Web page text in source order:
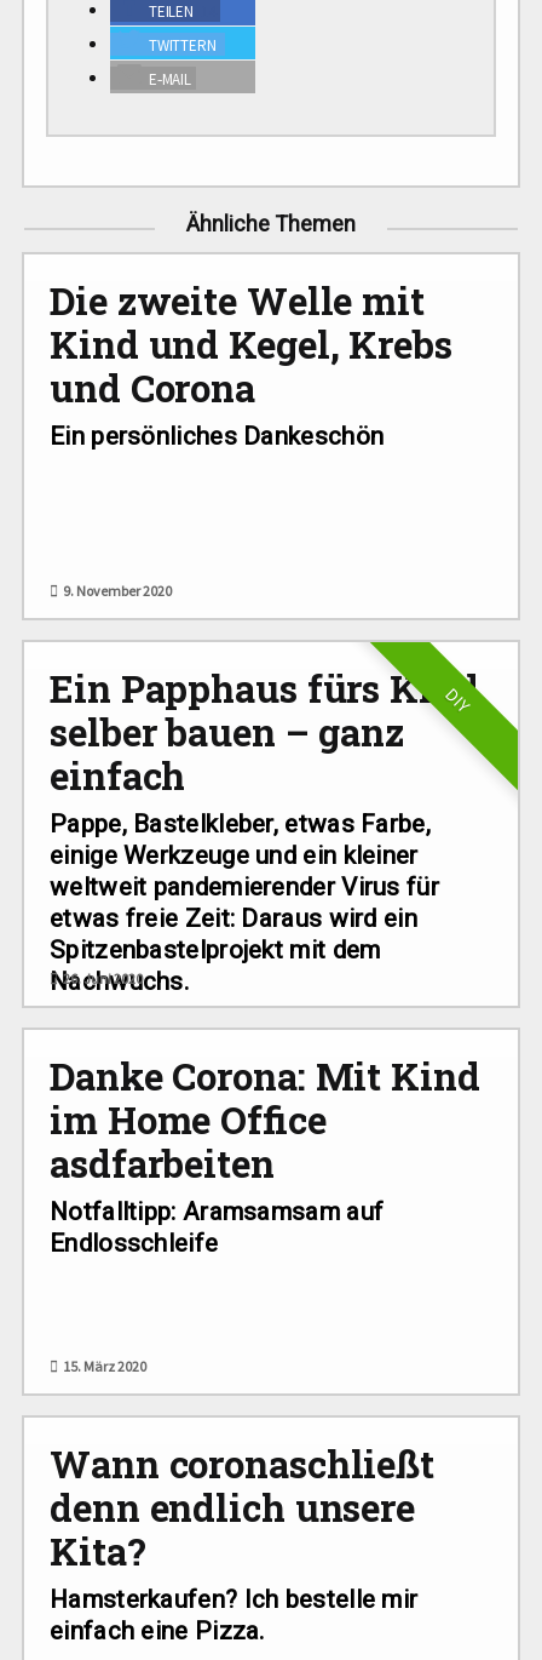
TEI­LEN
TWIT­TERN
E‑MAIL
Ähnliche Themen
Die zweite Welle mit
Kind und Kegel, Krebs
und Corona
Ein persönliches Dankeschön
9. November 2020
DIY
Ein Papphaus fürs Kind
selber bauen – ganz
einfach
Pappe, Bastelkleber, etwas Farbe,
einige Werkzeuge und ein kleiner
weltweit pandemierender Virus für
etwas freie Zeit: Daraus wird ein
Spitzenbastelprojekt mit dem
Nachwuchs.
26. Juni 2020
Danke Corona: Mit Kind
im Home Office
asdfarbeiten
Notfalltipp: Aramsamsam auf
Endlosschleife
15. März 2020
Wann coronaschließt
denn endlich unsere
Kita?
Hamsterkaufen? Ich bestelle mir
einfach eine Pizza.